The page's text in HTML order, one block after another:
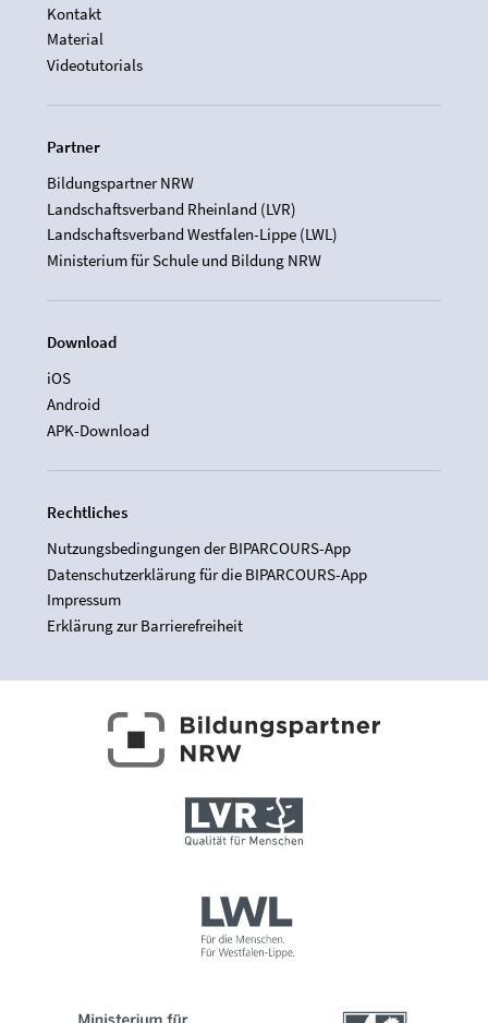
Kontakt
Material
Videotutorials
Partner
Bildungspartner NRW
Landschaftsverband Rheinland (LVR)
Landschaftsverband Westfalen-Lippe (LWL)
Ministerium für Schule und Bildung NRW
Download
iOS
Android
APK-Download
Rechtliches
Nutzungsbedingungen der BIPARCOURS-App
Datenschutzerklärung für die BIPARCOURS-App
Impressum
Erklärung zur Barrierefreiheit